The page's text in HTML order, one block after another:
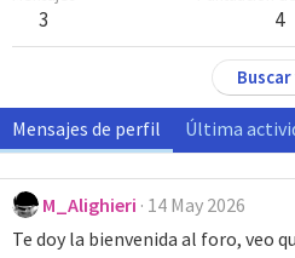
3 4
Buscar
Mensajes de perfil Última
M_Alighieri 14 May 2026
Te doy la bienvenida al foro, veo